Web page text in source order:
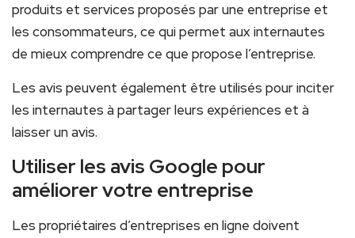
produits et services proposés par une entreprise et
les consommateurs, ce qui permet aux internautes
de mieux comprendre ce que propose l’entreprise.
Les avis peuvent également être utilisés pour inciter
les internautes à partager leurs expériences et à
laisser un avis.
Utiliser les avis Google pour
améliorer votre entreprise
Les propriétaires d’entreprises en ligne doivent